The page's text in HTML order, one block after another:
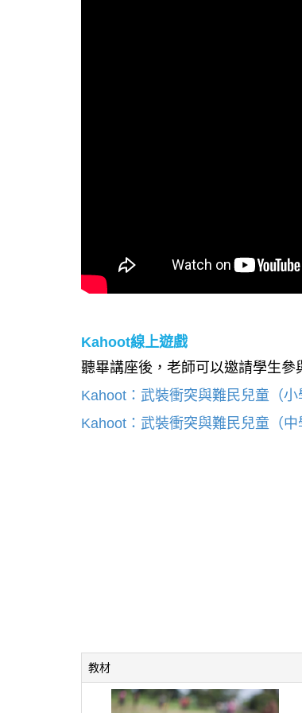
Kahoot線上遊戲
聽畢講座後，老師可以邀請學生參
Kahoot：武裝衝突與難民兒童（小
Kahoot：武裝衝突與難民兒童（中
教材